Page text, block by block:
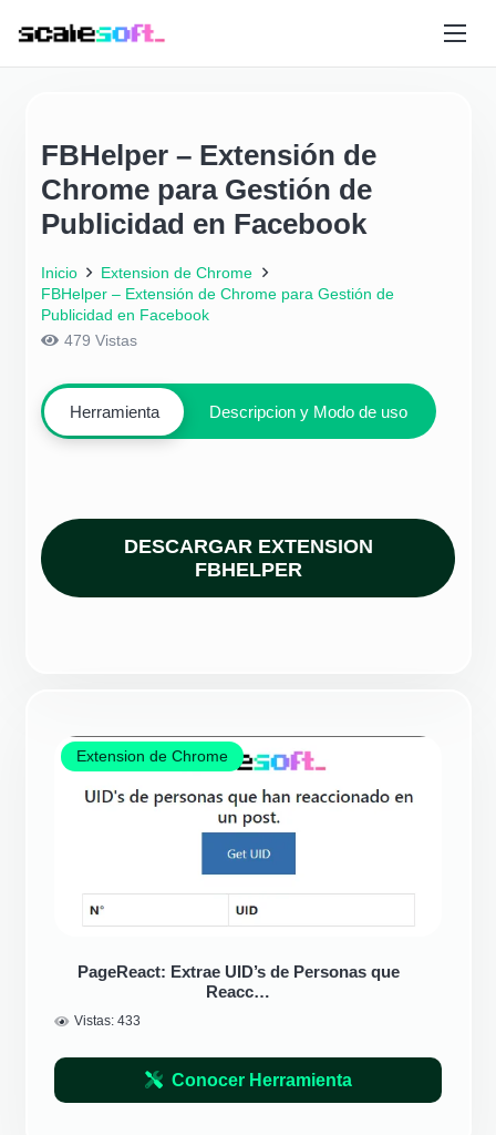
FBHelper – Extensión de
Chrome para Gestión de
Publicidad en Facebook
Inicio
Extension de Chrome
FBHelper – Extensión de Chrome para Gestión de
Publicidad en Facebook
479 Vistas
Herramienta Descripcion y Modo de uso
DESCARGAR EXTENSION
FBHELPER
Extension de Chrome
PageReact: Extrae UID’s de Personas que
Reacc…
Vistas:433
Conocer Herramienta